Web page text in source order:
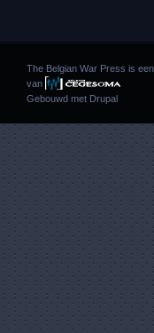
The Belgian War Press is
van
Gebouwd met Drupal